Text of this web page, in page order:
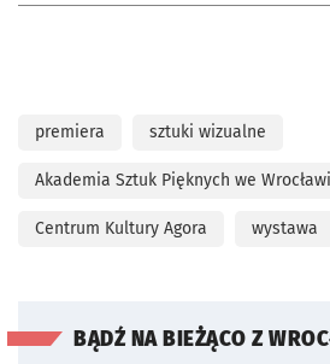
premiera sztuki wizualne
Akademia Sztuk Pięknych we
Centrum Kultury Agora wystawa
BĄDŹ NA BIEŻĄCO Z